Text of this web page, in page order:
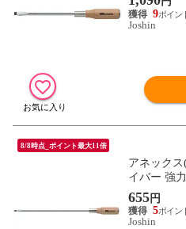
9
Joshin
8/8時点_ポイント最大11倍
アネック
イバー 強
クスツール
655円
5
Joshin